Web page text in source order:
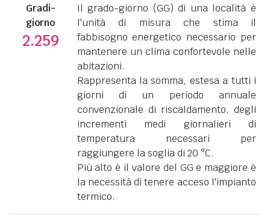
Gradi-
giorno
2.259
Il grado-giorno (GG) di una località è
l'unità di misura che stima il
fabbisogno energetico necessario per
mantenere un clima confortevole nelle
abitazioni.
Rappresenta la somma, estesa a tutti i
giorni di un periodo annuale
convenzionale di riscaldamento, degli
incrementi medi giornalieri di
temperatura necessari per
raggiungere la soglia di 20 °C.
Più alto è il valore del GG e maggiore è
la necessità di tenere acceso l'impianto
termico.